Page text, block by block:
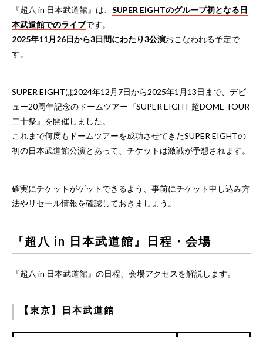
『超八 in 日本武道館』は、 SUPER EIGHTのグループ初となる日
本武道館でのライブです。
2025年11月26日から3日間にわたり3公演おこなわれる予定で
す。
SUPER EIGHTは2024年12月7日から2025年1月13日まで、デビ
ュー20周年記念のドームツアー『SUPER EIGHT 超DOME TOUR
二十祭』を開催しました。
これまで何度もドームツアーを成功させてきたSUPER EIGHTの
初の日本武道館公演とあって、チケットは激戦が予想されます。
確実にチケットがゲットできるよう、事前にチケット申し込み方
法やリセール情報を確認しておきましょう。
『超八 in 日本武道館』日程・会場
『超八 in 日本武道館』の日程、会場アクセスを解説します。
【東京】日本武道館